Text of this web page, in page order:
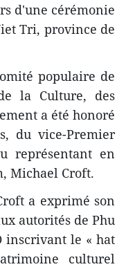
d'une cérémonie
Tri, province de
populaire de
la Culture, des
a été honoré
du vice-Premier
représentant en
Michael Croft.
a exprimé son
autorités de Phu
inscrivant le « hat
culturel